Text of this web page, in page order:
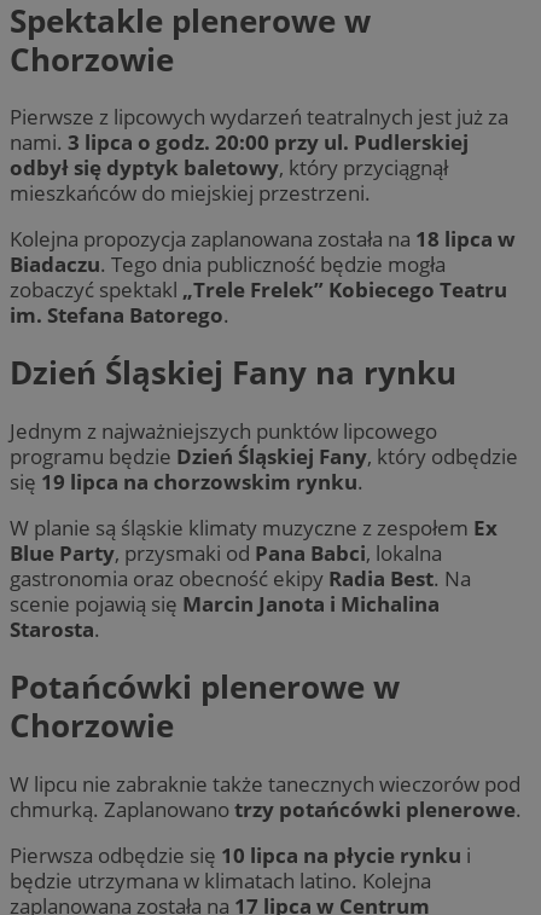
Spektakle plenerowe w
Chorzowie
Pierwsze z lipcowych wydarzeń teatralnych jest już za
nami. 3 lipca o godz. 20:00 przy ul. Pudlerskiej
odbył się dyptyk baletowy, który przyciągnął
mieszkańców do miejskiej przestrzeni.
Kolejna propozycja zaplanowana została na 18 lipca w
Biadaczu. Tego dnia publiczność będzie mogła
zobaczyć spektakl „Trele Frelek” Kobiecego Teatru
im. Stefana Batorego.
Dzień Śląskiej Fany na rynku
Jednym z najważniejszych punktów lipcowego
programu będzie Dzień Śląskiej Fany, który odbędzie
się 19 lipca na chorzowskim rynku.
W planie są śląskie klimaty muzyczne z zespołem Ex
Blue Party, przysmaki od Pana Babci, lokalna
gastronomia oraz obecność ekipy Radia Best. Na
scenie pojawią się Marcin Janota i Michalina
Starosta.
Potańcówki plenerowe w
Chorzowie
W lipcu nie zabraknie także tanecznych wieczorów pod
chmurką. Zaplanowanotrzy potańcówki plenerowe.
Pierwsza odbędzie się 10 lipca na płycie rynku i
będzie utrzymana w klimatach latino. Kolejna
zaplanowana została na 17 lipca w Centrum